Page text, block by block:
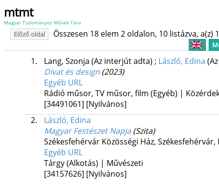
mtmt
Magyar Tudományos Művek Tára
Előző oldal Összesen 18 elem 2 oldalon, 10 listázva, a(z)
1. Lang, Szonja (Az interjút adta) ; László, Edina
Divat és design (2023)
Egyéb URL
Rádió műsor, TV műsor, film (Egyéb) |
[34491061] [Nyilvános]
2.
László, Edina
Magyar Festészet Napja(Szita)
Székesfehérvár Közösségi Ház,
Egyéb URL
Tárgy (Alkotás) | Művészeti
[34157626] [Nyilvános]